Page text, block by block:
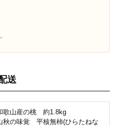
送
歌山産の桃 約1.8kg
秋の味覚 平核無柿(ひらたねな